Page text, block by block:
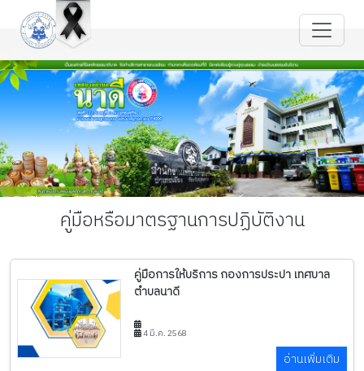
คู่มือหรือมาตรฐานการปฏิบัติงาน
คู่มือการให้บริการ กองการประปา เทศบาล
ตำบลนาดี
4 มี.ค. 2568
อ่านเพิ่มเติม